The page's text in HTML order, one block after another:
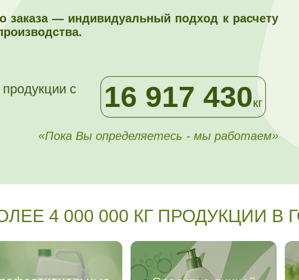
заказа — индивидуальный подход к расчету
с
16 917 430кг
«Пока Вы определяетесь - мы работаем»
4 000 000 КГ ПРОДУКЦИИ В